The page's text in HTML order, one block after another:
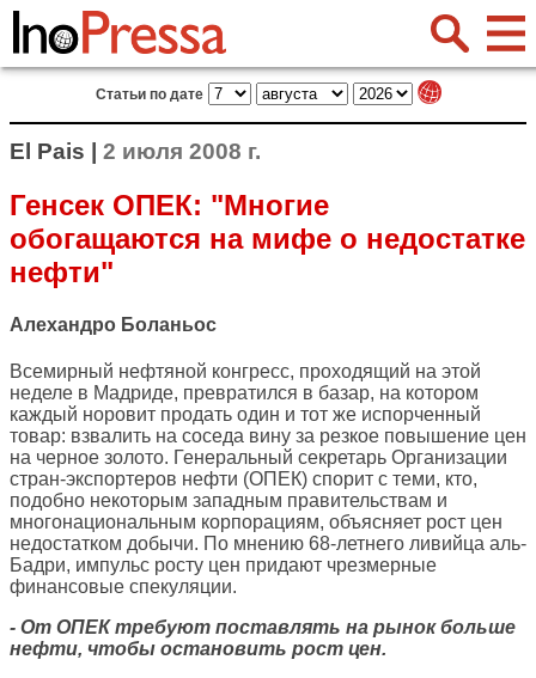
Статьи по дате
El Pais | 2 июля 2008 г.
Генсек ОПЕК: "Многие
обогащаются на мифе о недостатке
нефти"
Алехандро Боланьос
Всемирный нефтяной конгресс, проходящий на этой
неделе в Мадриде, превратился в базар, на котором
каждый норовит продать один и тот же испорченный
товар: взвалить на соседа вину за резкое повышение цен
на черное золото. Генеральный секретарь Организации
стран-экспортеров нефти (ОПЕК) спорит с теми, кто,
подобно некоторым западным правительствам и
многонациональным корпорациям, объясняет рост цен
недостатком добычи. По мнению 68-летнего ливийца аль-
Бадри, импульс росту цен придают чрезмерные
финансовые спекуляции.
- От ОПЕК требуют поставлять на рынок больше
нефти, чтобы остановить рост цен.